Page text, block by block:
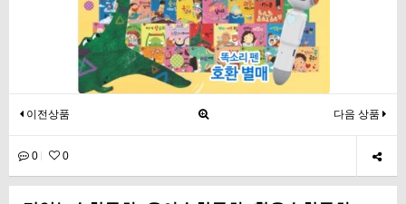
이전상품 다음 상품
0 0